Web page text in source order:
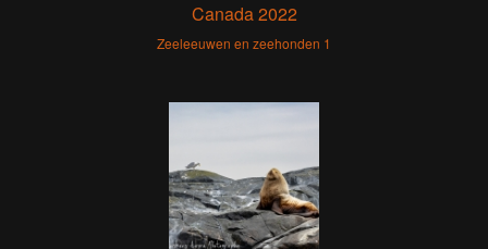
Canada 2022
Zeeleeuwen en zeehonden 1